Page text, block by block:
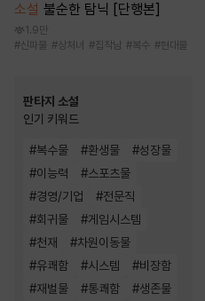
소설 불순한 탐닉 [단행본]
1.9만
#신파물 #상처녀 #집착남 #복수 #현대물
판타지 소설
인기 키워드
#복수물 #환생물 #성장물
#이능력 #스포츠물
#경영/기업 #전문직
#회귀물 #게임시스템
#천재 #차원이동물
#유쾌함 #시스템 #비장함
#재벌물 #통쾌함 #생존물